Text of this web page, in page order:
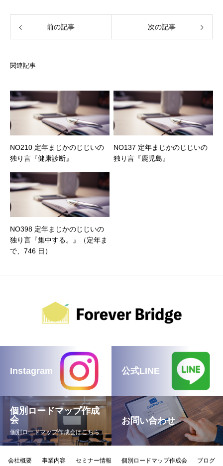
前の記事 次の記事
関連記事
NO210 定年まじかのじじいの
独り言『健康診断』
NO137 定年まじかのじじいの
独り言『鹿児島』
NO398 定年まじかのじじいの
独り言『集中する。』（定年ま
で、746 日）
Instagram 公式LINE
個別ロードマップ作成
会
個別ロードマップ作成会はこちら
お問い合わせ
会社概要 事業内容 セミナー情報 個別ロードマップ作成会 ブログ